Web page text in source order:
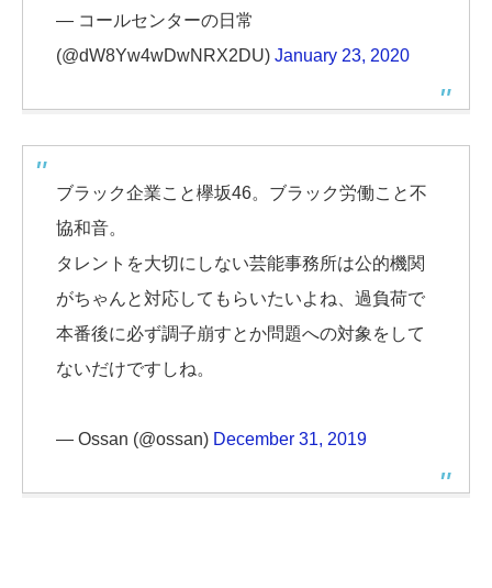
— コールセンターの日常
(@dW8Yw4wDwNRX2DU) January 23, 2020
ブラック企業こと欅坂46。ブラック労働こと不
協和音。
タレントを大切にしない芸能事務所は公的機関
がちゃんと対応してもらいたいよね、過負荷で
本番後に必ず調子崩すとか問題への対象をして
ないだけですしね。
— Ossan (@ossan) December 31, 2019